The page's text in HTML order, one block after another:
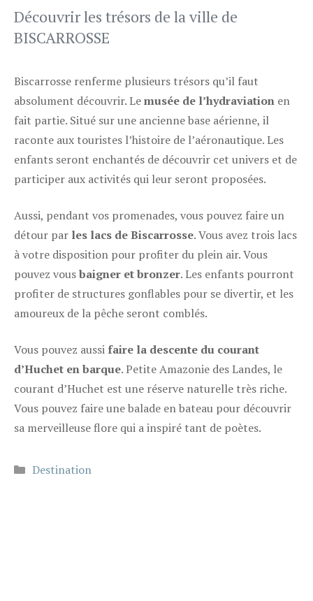
Découvrir les trésors de la ville de
BISCARROSSE
Biscarrosse renferme plusieurs trésors qu’il faut
absolument découvrir. Lemusée de l’hydraviation en
fait partie. Situé sur une ancienne base aérienne, il
raconte aux touristes l’histoire de l’aéronautique. Les
enfants seront enchantés de découvrir cet univers et de
participer aux activités qui leur seront proposées.
Aussi, pendant vos promenades, vous pouvez faire un
détour par les lacs de Biscarrosse. Vous avez trois lacs
à votre disposition pour profiter du plein air. Vous
pouvez vousbaigner et bronzer. Les enfants pourront
profiter de structures gonflables pour se divertir, et les
amoureux de la pêche seront comblés.
Vous pouvez aussi faire la descente du courant
d’Huchet en barque. Petite Amazonie des Landes, le
courant d’Huchet est une réserve naturelle très riche.
Vous pouvez faire une balade en bateau pour découvrir
sa merveilleuse flore qui a inspiré tant de poètes.
Catégories
Destination